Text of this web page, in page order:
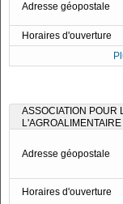
Adresse géopostale
Horaires d'ouverture
ASSOCIATION POUR
Adresse géopostale
Horaires d'ouverture